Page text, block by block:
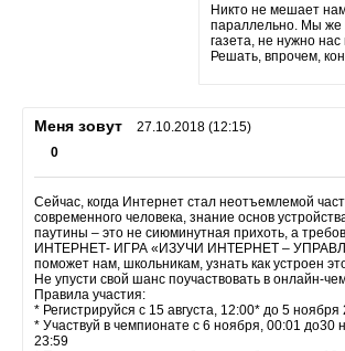
Никто не мешает
параллельно. Мы же
газета, не нужно
Решать, впрочем,
Меня зовут
27.10.2018 (12:15)
0
Сейчас, когда Интернет стал неотъемлемой
современного человека, знание основ
паутины – это не сиюминутная прихоть, а
ИНТЕРНЕТ- ИГРА «ИЗУЧИ ИНТЕРНЕТ –
поможет нам, школьникам, узнать как устроен
Не упусти свой шанс поучаствовать в онлайн-
Правила участия:
* Регистрируйся с 15 августа, 12:00* до 5 ноября
* Участвуй в чемпионате с 6 ноября, 00:01 до30
23:59